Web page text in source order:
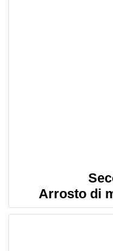
Arrosto di